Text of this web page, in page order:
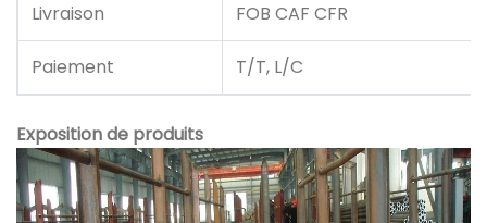
Livraison FOB CAF CFR
Paiement T/T, L/C
Exposition de produits